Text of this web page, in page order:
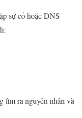
sự cố hoặc DNS
tìm ra nguyên nhân và